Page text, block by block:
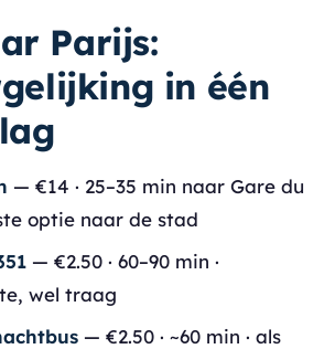
Parijs:
in één
— €14 · 25–35 min naar Gare du
optie naar de stad
— €2.50 · 60–90 min ·
wel traag
— €2.50 · ~60 min · als